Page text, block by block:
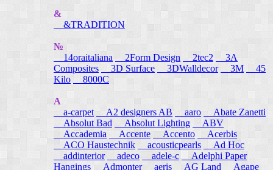
&
&TRADITION
№
14oraitaliana
2Form Design 2tec2
3A
Composites
3D Surface 3DWalldecor 3M
45
Kilo
8000C
A
a-carpet
A2 designers AB aaro
Abate Zanetti
Absolut Bad
Absolut Lighting
ABV
Accademia
Accente Accento
Acerbis
ACO Haustechnik
acousticpearls
Ad Hoc
addinterior
adeco adele-c
Adelphi Paper
Hangings Admonter aeris AG Land Agape